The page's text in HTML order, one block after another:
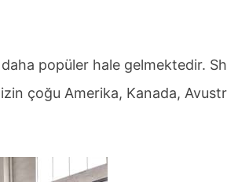
popüler hale gelmektedir.
çoğu Amerika, Kanada,